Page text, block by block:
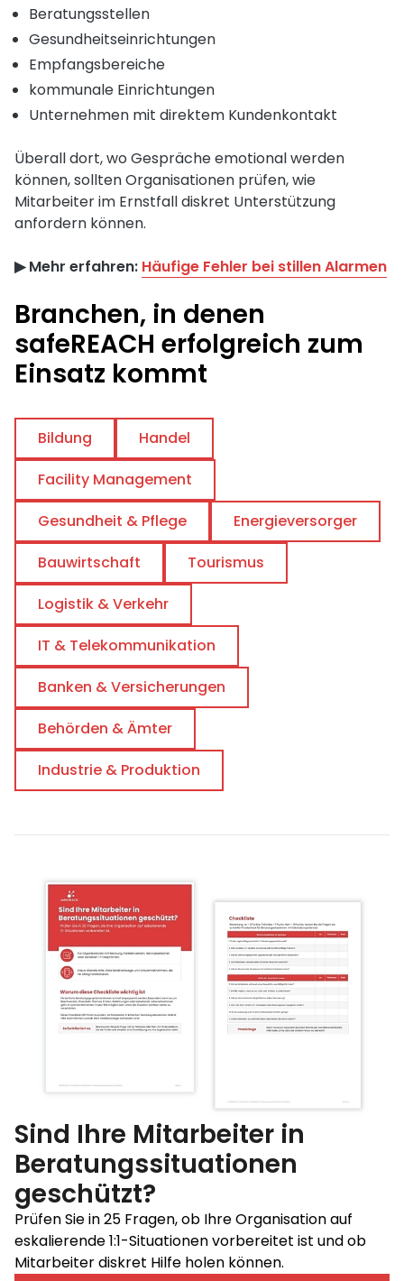
Beratungsstellen
Gesundheitseinrichtungen
Empfangsbereiche
kommunale Einrichtungen
Unternehmen mit direktem Kundenkontakt
Überall dort, wo Gespräche emotional werden
können, sollten Organisationen prüfen, wie
Mitarbeiter im Ernstfall diskret Unterstützung
anfordern können.
▶︎ Mehr erfahren: Häufige Fehler bei stillen Alarmen
Branchen, in denen
safeREACH erfolgreich zum
Einsatz kommt
Bildung
Handel
Facility Management
Gesundheit & Pflege
Energieversorger
Bauwirtschaft
Tourismus
Logistik & Verkehr
IT & Telekommunikation
Banken & Versicherungen
Behörden & Ämter
Industrie & Produktion
Sind Ihre Mitarbeiter in
Beratungssituationen
geschützt?
Prüfen Sie in 25 Fragen, ob Ihre Organisation auf
eskalierende 1:1-Situationen vorbereitet ist und ob
Mitarbeiter diskret Hilfe holen können.